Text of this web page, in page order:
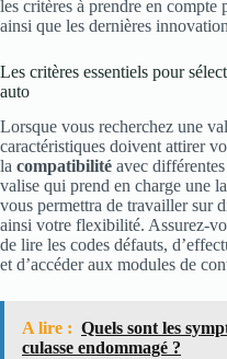
les critères à prendre en
ainsi que les dernières
Les critères essentiels pour
auto
Lorsque vous recherchez une
caractéristiques doivent attirer
la compatibilité avec
valise qui prend en charge une
vous permettra de travailler sur
ainsi votre flexibilité. Assurez-
de lire les codes défauts,
et d’accéder aux modules de
A lire : Quels sont les
culasse endommagé ?